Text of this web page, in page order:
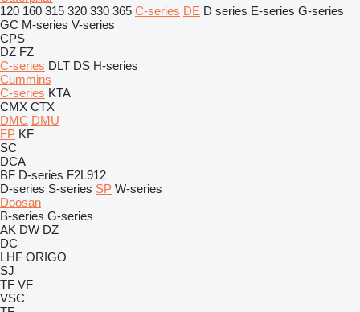
120 160 315 320 330 365 C-series DE D series E-series G-series
GC M-series V-series
CPS
DZ FZ
C-series DLT DS H-series
Cummins
C-series KTA
CMX CTX
DMC DMU
FP KF
SC
DCA
BF D-series F2L912
D-series S-series SP W-series
Doosan
B-series G-series
AK DW DZ
DC
LHF ORIGO
SJ
TF VF
VSC